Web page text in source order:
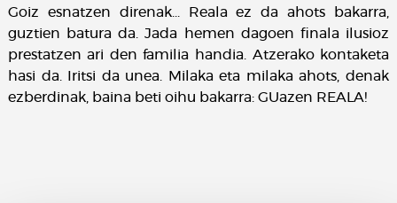
Goiz esnatzen direnak... Reala ez da ahots bakarra,
guztien batura da. Jada hemen dagoen finala ilusioz
prestatzen ari den familia handia. Atzerako kontaketa
hasi da. Iritsi da unea. Milaka eta milaka ahots, denak
ezberdinak, baina beti oihu bakarra: GUazen REALA!